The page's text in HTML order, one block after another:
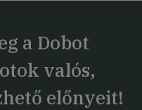
a Dobot
valós,
előnyeit!